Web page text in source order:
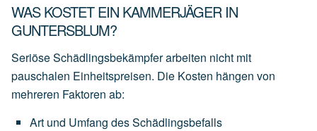
WAS KOSTET EIN KAMMERJÄGER IN
GUNTERSBLUM?
Seriöse Schädlingsbekämpfer arbeiten nicht mit
pauschalen Einheitspreisen. Die Kosten hängen von
mehreren Faktoren ab:
Art und Umfang desSchädlingsbefalls